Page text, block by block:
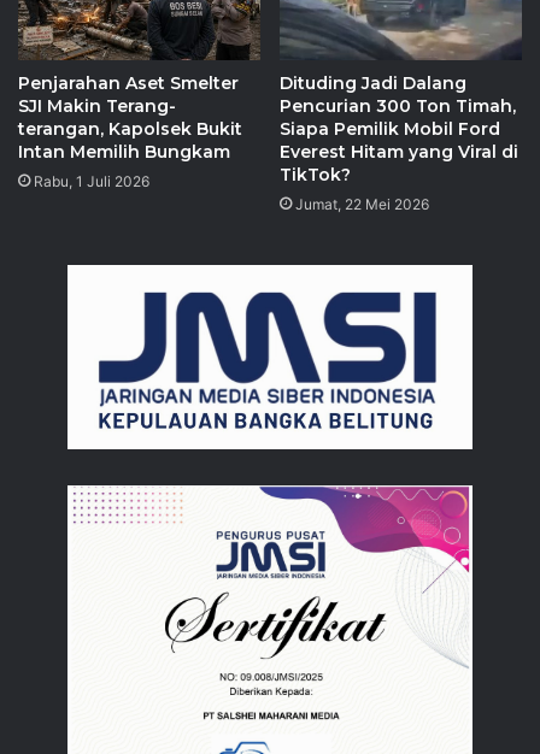
Penjarahan Aset Smelter
SJI Makin Terang-
terangan, Kapolsek Bukit
Intan Memilih Bungkam
Rabu, 1 Juli 2026
Dituding Jadi Dalang
Pencurian 300 Ton Timah,
Siapa Pemilik Mobil Ford
Everest Hitam yang Viral di
TikTok?
Jumat, 22 Mei 2026